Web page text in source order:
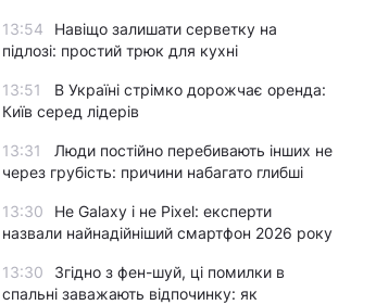
13:54
Навіщо залишати серветку на
підлозі: простий трюк для кухні
13:51
В Україні стрімко дорожчає оренда:
Київ серед лідерів
13:31
Люди постійно перебивають інших не
через грубість: причини набагато глибші
13:30
Не Galaxy і не Pixel: експерти
назвали найнадійніший смартфон 2026 року
13:30
Згідно з фен-шуй, ці помилки в
спальні заважають відпочинку: як